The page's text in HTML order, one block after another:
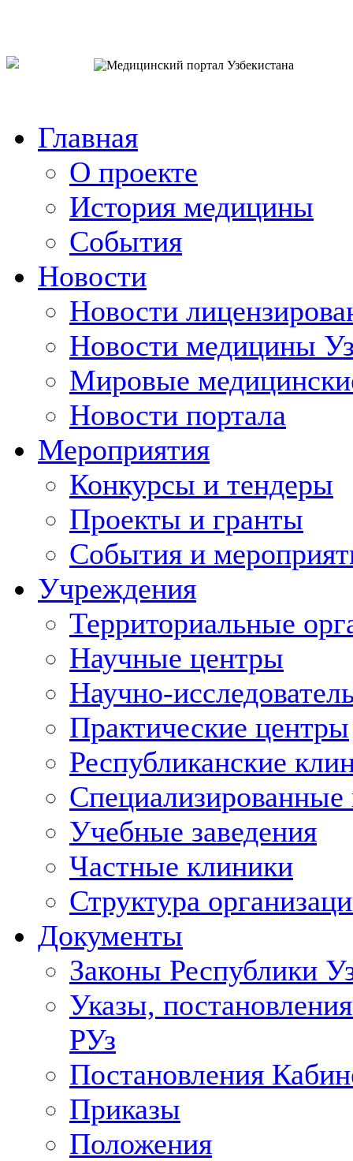
Главная
О проекте
История медицины
События
Новости
Новости
Новости медицины
Мировые
Новости портала
Мероприятия
Конкурсы и тендеры
Проекты и гранты
События и
Учреждения
Территориальные
Научные центры
Научно-
Практические центры
Республиканские
Учебные заведения
Частные клиники
Структура
Документы
Законы Республики
Указы,
РУз
Постановления
Приказы
Положения